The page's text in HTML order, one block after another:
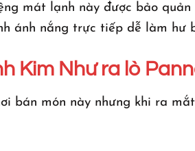
mát lạnh này được bảo
ánh nắng trực tiếp dễ làm hư
Kim Như ra lò
bán món này nhưng khi ra